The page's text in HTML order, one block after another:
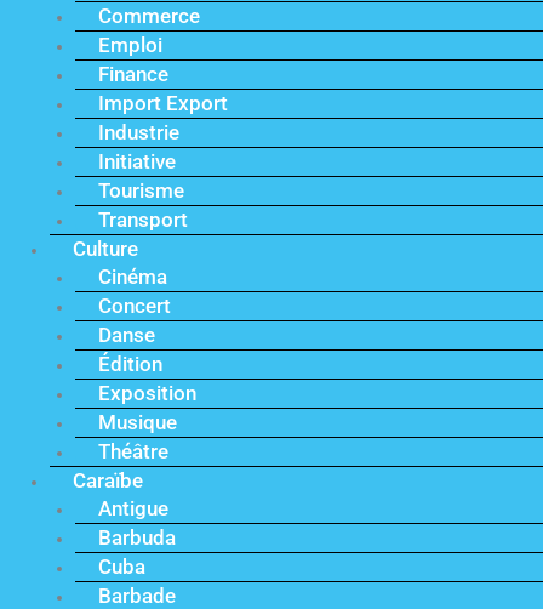
Commerce
Emploi
Finance
Import Export
Industrie
Initiative
Tourisme
Transport
Culture
Cinéma
Concert
Danse
Édition
Exposition
Musique
Théâtre
Caraïbe
Antigue
Barbuda
Cuba
Barbade